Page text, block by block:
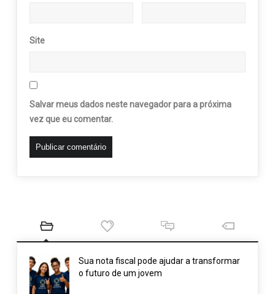
Site
Salvar meus dados neste navegador para a próxima
vez que eu comentar.
Sua nota fiscal pode ajudar a transformar
o futuro de um jovem